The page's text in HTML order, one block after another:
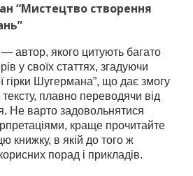
“Мистецтво створення
якого цитують багато
у своїх статтях, згадуючи
гірки Шугермана”, що дає змогу
плавно переводячи від
Не варто задовольнятися
краще прочитайте
в якій до того ж
порад і прикладів.